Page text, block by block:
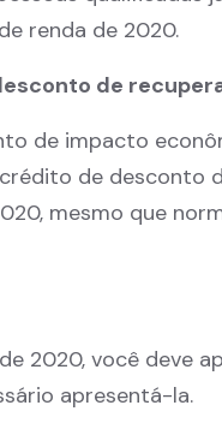
renda de 2020.
de
de impacto
de desconto
mesmo que
2020, você deve
apresentá-la.